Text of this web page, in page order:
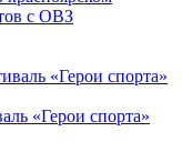
с ОВЗ
«Герои спорта»